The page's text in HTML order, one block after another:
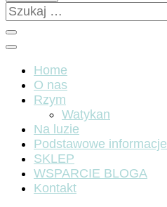
Szukaj:
Home
O nas
Rzym
Watykan
Na luzie
Podstawowe informacje
SKLEP
WSPARCIE BLOGA
Kontakt